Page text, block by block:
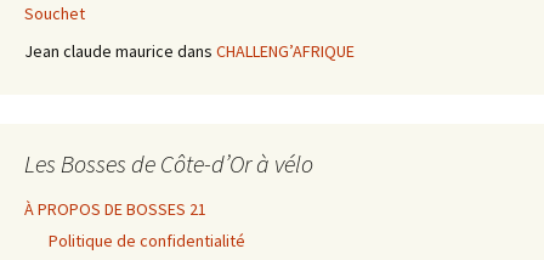
Souchet
Jean claude maurice dans CHALLENG’AFRIQUE
Les Bosses de Côte-d’Or à vélo
À PROPOS DE BOSSES 21
Politique de confidentialité